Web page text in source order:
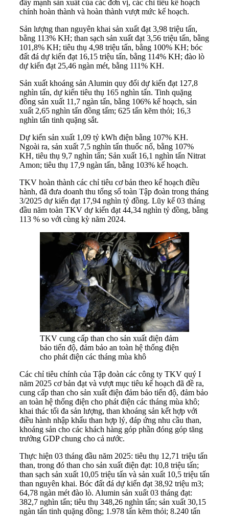
đẩy mạnh sản xuất của các đơn vị, các chỉ tiêu kế hoạch
chính hoàn thành và hoàn thành vượt mức kế hoạch.
Sản lượng than nguyên khai sản xuất đạt 3,98 triệu tấn,
bằng 113% KH; than sạch sản xuất đạt 3,56 triệu tấn, bằng
101,8% KH; tiêu thụ 4,98 triệu tấn, bằng 100% KH; bóc
đất đá dự kiến đạt 16,15 triệu tấn, bằng 114% KH; đào lò
dự kiến đạt 25,46 ngàn mét, bằng 111% KH.
Sản xuất khoáng sản Alumin quy đổi dự kiến đạt 127,8
nghìn tấn, dự kiến tiêu thụ 165 nghìn tấn. Tinh quặng
đồng sản xuất 11,7 ngàn tấn, bằng 106% kế hoạch, sản
xuất 2,65 nghìn tấn đồng tấm; 625 tấn kẽm thỏi; 16,3
nghìn tấn tinh quặng sắt.
Dự kiến sản xuất 1,09 tỷ kWh điện bằng 107% KH.
Ngoài ra, sản xuất 7,5 nghìn tấn thuốc nổ, bằng 107%
KH, tiêu thụ 9,7 nghìn tấn; Sản xuất 16,1 nghìn tấn Nitrat
Amon; tiêu thụ 17,9 ngàn tấn, bằng 103% kế hoạch.
TKV hoàn thành các chỉ tiêu cơ bản theo kế hoạch điều
hành, đã đưa doanh thu tổng số toàn Tập đoàn trong tháng
3/2025 dự kiến đạt 17,94 nghìn tỷ đồng. Lũy kế 03 tháng
đầu năm toàn TKV dự kiến đạt 44,34 nghìn tỷ đồng, bằng
113 % so với cùng kỳ năm 2024.
TKV cung cấp than cho sản xuất điện đảm
bảo tiến độ, đảm bảo an toàn hệ thống điện
cho phát điện các tháng mùa khô
Các chỉ tiêu chính của Tập đoàn các công ty TKV quý I
năm 2025 cơ bản đạt và vượt mục tiêu kế hoạch đã đề ra,
cung cấp than cho sản xuất điện đảm bảo tiến độ, đảm bảo
an toàn hệ thống điện cho phát điện các tháng mùa khô;
khai thác tối đa sản lượng, than khoáng sản kết hợp với
điều hành nhập khẩu than hợp lý, đáp ứng nhu cầu than,
khoáng sản cho các khách hàng góp phần đóng góp tăng
trưởng GDP chung cho cả nước.
Thực hiện 03 tháng đầu năm 2025: tiêu thụ 12,71 triệu tấn
than, trong đó than cho sản xuất điện đạt: 10,8 triệu tấn;
than sạch sản xuất 10,05 triệu tấn và sản xuất 10,5 triệu tấn
than nguyên khai. Bóc đất đá dự kiến đạt 38,92 triệu m3;
64,78 ngàn mét đào lò. Alumin sản xuất 03 tháng đạt:
382,7 nghìn tấn; tiêu thụ 348,26 nghìn tấn; sản xuất 30,15
ngàn tấn tinh quặng đồng; 1.978 tấn kẽm thỏi; 8.240 tấn